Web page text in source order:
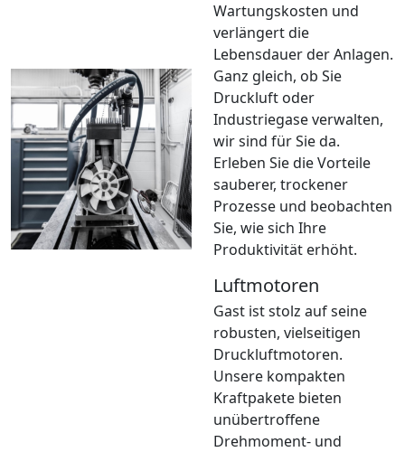
Wartungskosten und
verlängert die
Lebensdauer der Anlagen.
Ganz gleich, ob Sie
Druckluft oder
Industriegase verwalten,
wir sind für Sie da.
Erleben Sie die Vorteile
sauberer, trockener
Prozesse und beobachten
Sie, wie sich Ihre
Produktivität erhöht.
Luftmotoren
Gast ist stolz auf seine
robusten, vielseitigen
Druckluftmotoren.
Unsere kompakten
Kraftpakete bieten
unübertroffene
Drehmoment- und